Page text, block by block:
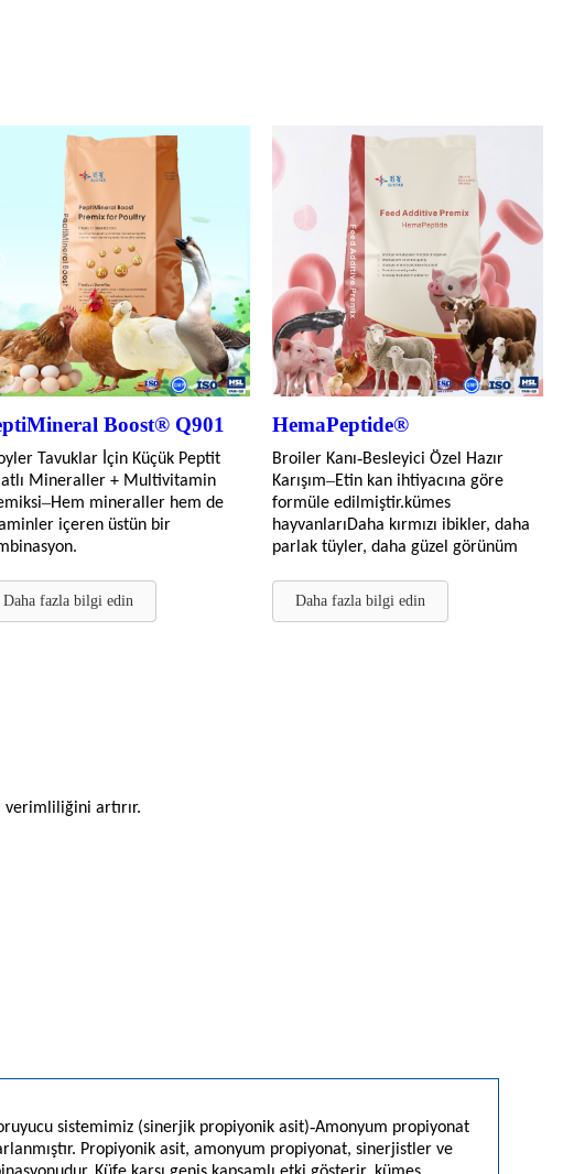
Boost® Q901
Tavuklar İçin Küçük Peptit
Mineraller + Multivitamin
–Hem mineraller hem de
içeren üstün bir
Daha fazla bilgi edin
HemaPeptide®
Broiler Kanı-Besleyici Özel Hazır
Karışım–Etin kan ihtiyacına göre
formüle edilmiştir.kümes
hayvanlarıDaha kırmızı ibikler, daha
parlak tüyler, daha güzel görünüm
Daha fazla bilgi edin
verimliliğini artırır.
sistemimiz (sinerjik propiyonik asit)-Amonyum propiyonat
Propiyonik asit, amonyum propiyonat, sinerjistler ve